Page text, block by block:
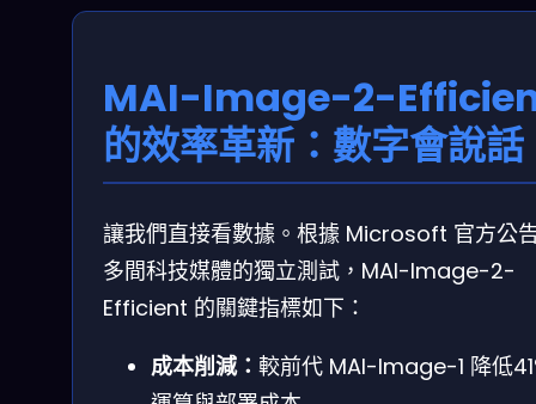
MAI-Image-2-
的效率革新：數字會說話
讓我們直接看數據。根據 Microsoft 官方公
多間科技媒體的獨立測試，MAI-Image-2-
Efficient 的關鍵指標如下：
成本削減： 較前代 MAI-Image-1 降低